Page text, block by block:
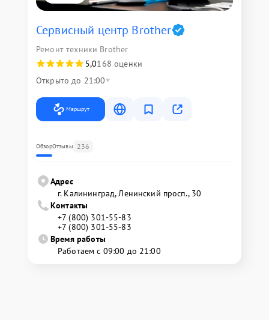
Сервисный центр Brother
Ремонт техники Brother
5,0168 оценки
Открыто до 21:00
Маршрут
ОбзорОтзывы 236
Адрес
г. Калининград, Ленинский просп., 30
Контакты
+7 (800) 301-55-83
+7 (800) 301-55-83
Время работы
Работаем с 09:00 до 21:00